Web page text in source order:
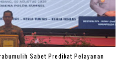
Sabet Predikat Pelayanan